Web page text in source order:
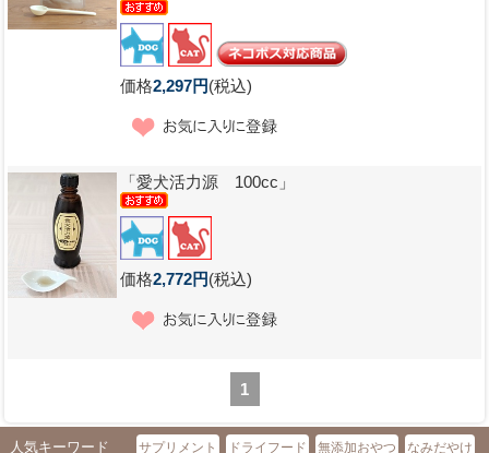
価格2,297円(税込)
「愛犬活力源 100cc」
価格2,772円(税込)
1
人気キーワード サプリメント ドライフード 無添加おやつ なみだやけ